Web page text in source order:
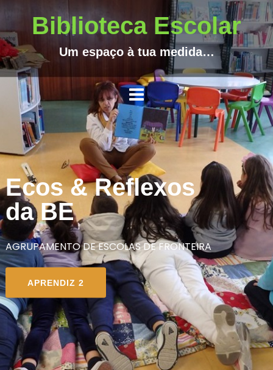
Biblioteca Escolar
Um espaço à tua medida…
Ecos & Reflexos
da BE
AGRUPAMENTO DE ESCOLAS DE FRONTEIRA
APRENDIZ 2